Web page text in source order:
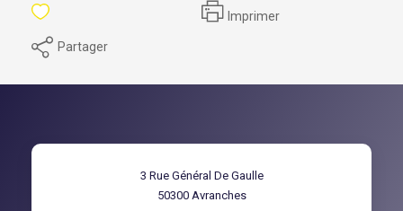
Imprimer
Partager
3 Rue Général De Gaulle
50300 Avranches